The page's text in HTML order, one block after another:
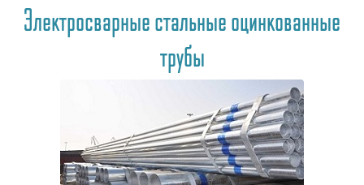
Электросварные стальные оцинкованные
трубы